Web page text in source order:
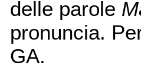
delle parole
pronuncia.
GA.